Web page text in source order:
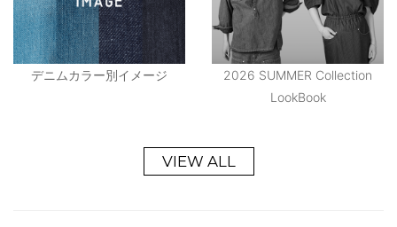
デニムカラー別イメージ
2026 SUMMER Collection
LookBook
VIEW ALL